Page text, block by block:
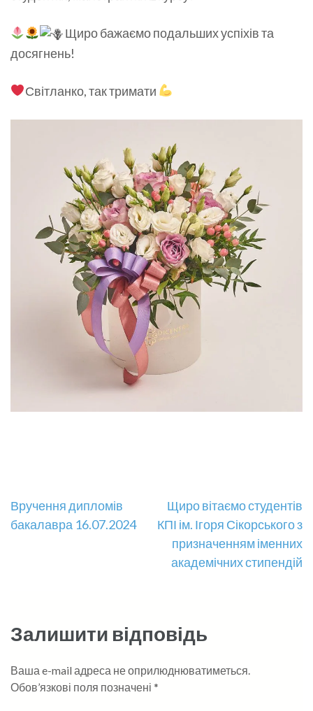
Щиро бажаємо подальших успіхів та
досягнень!
Світланко, так тримати
Навігація
записів
Вручення дипломів
бакалавра 16.07.2024
Щиро вітаємо студентів
КПІ ім. Ігоря Сікорського з
призначенням іменних
академічних стипендій
Залишити відповідь
Ваша e-mail адреса не оприлюднюватиметься.
Обов’язкові поля позначені *